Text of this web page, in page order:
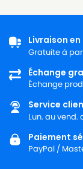
Livraison
Gratuite à
Échange
Échange
Service
Lun. au vend.
Paiement
PayPal /